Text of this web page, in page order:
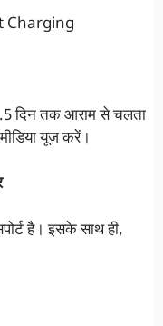
Charging
दिन तक आराम से चलता
यूज़ करें।
है। इसके साथ ही,